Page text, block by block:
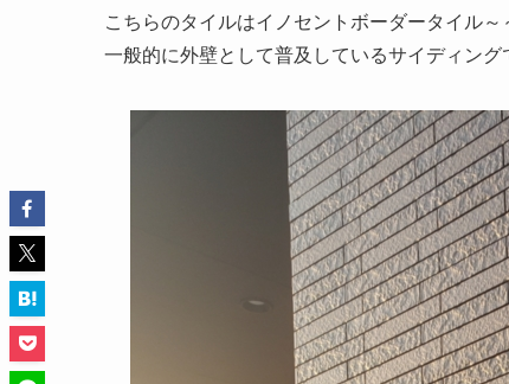
こちらのタイルはイノセントボーダータイル～
一般的に外壁として普及しているサイディン